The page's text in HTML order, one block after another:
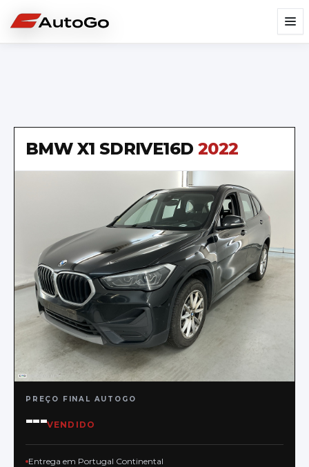
BMW X1 SDRIVE16D 2022
PREÇO FINAL AUTOGO
---VENDIDO
Entrega em Portugal Continental